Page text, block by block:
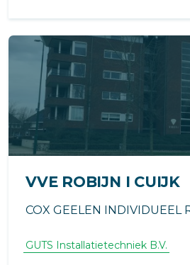
VVE ROBIJN I CUIJK
COX GEELEN INDIVIDUEEL
GUTS Installatietechniek B.V.